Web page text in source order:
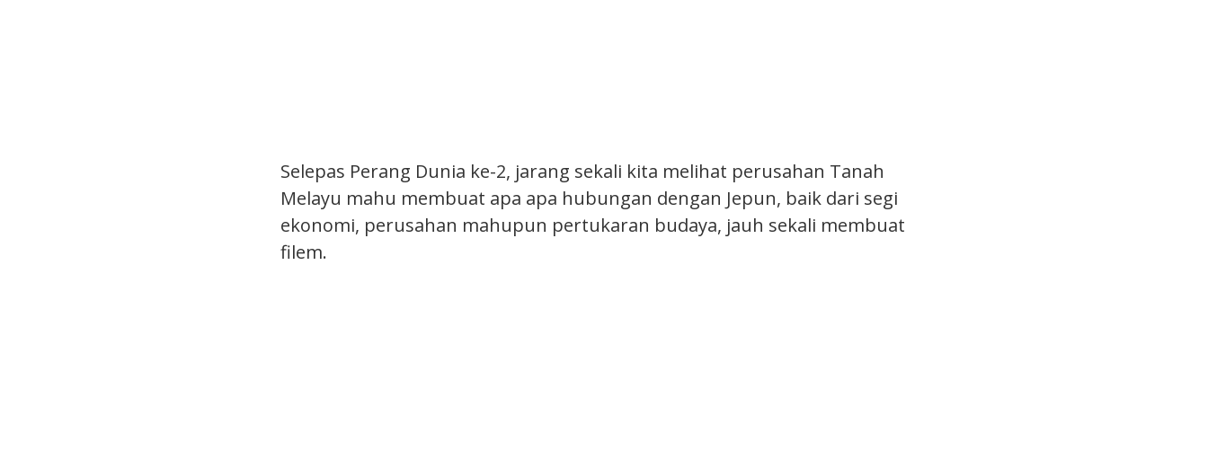
Selepas Perang Dunia ke-2, jarang sekali kita melihat perusahan Tanah
Melayu mahu membuat apa apa hubungan dengan Jepun, baik dari segi
ekonomi, perusahan mahupun pertukaran budaya, jauh sekali membuat
filem.